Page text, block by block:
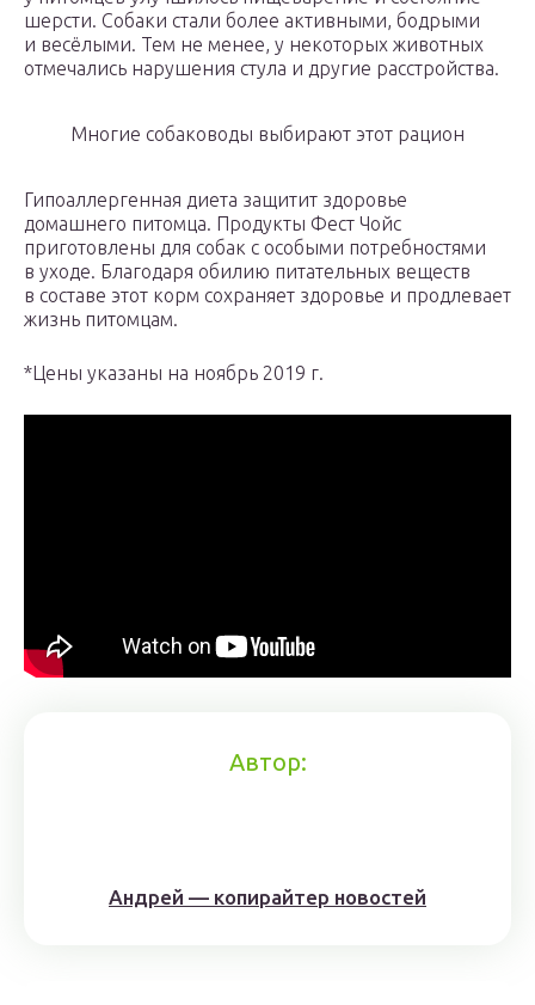
шерсти. Собаки стали более активными, бодрыми
и весёлыми. Тем не менее, у некоторых животных
отмечались нарушения стула и другие расстройства.
Многие собаководы выбирают этот рацион
Гипоаллергенная диета защитит здоровье
домашнего питомца. Продукты Фест Чойс
приготовлены для собак с особыми потребностями
в уходе. Благодаря обилию питательных веществ
в составе этот корм сохраняет здоровье и продлевает
жизнь питомцам.
*Цены указаны на ноябрь 2019 г.
Автор:
Андрей — копирайтер новостей